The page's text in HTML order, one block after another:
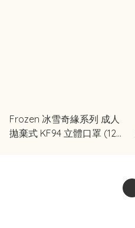
Frozen 冰雪奇緣系列 成人
拋棄式 KF94 立體口罩 (12